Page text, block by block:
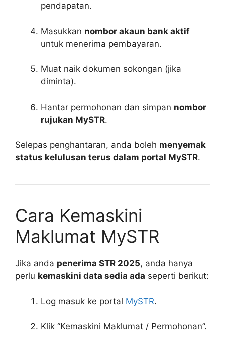
pendapatan.
Masukkan nombor akaun bank aktif
untuk menerima pembayaran.
Muat naik dokumen sokongan (jika
diminta).
Hantar permohonan dan simpan nombor
rujukan MySTR.
Selepas penghantaran, anda boleh menyemak
status kelulusan terus dalam portal MySTR.
Cara Kemaskini
Maklumat MySTR
Jika anda penerima STR 2025, anda hanya
perlu kemaskini data sedia ada seperti berikut:
Log masuk ke portal MySTR.
Klik “Kemaskini Maklumat / Permohonan”.